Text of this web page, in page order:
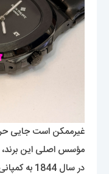
غیرممکن است جایی حرف
در سال 1844 به کمپانی فرانسوی آدرین فیلیپ ملحق شدند و نتیجه ی این شراکت یکسال بیشتر به طول نینجامید.